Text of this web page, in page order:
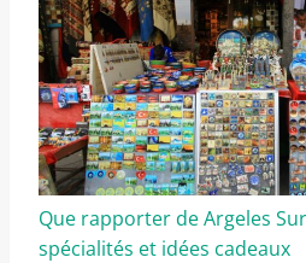
Que rapporter de Argeles
spécialités et idées cadeaux